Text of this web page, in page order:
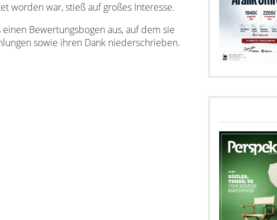
worden war, stieß auf großes Interesse.
Bewertungsbogen aus, auf dem sie
sowie ihren Dank niederschrieben.